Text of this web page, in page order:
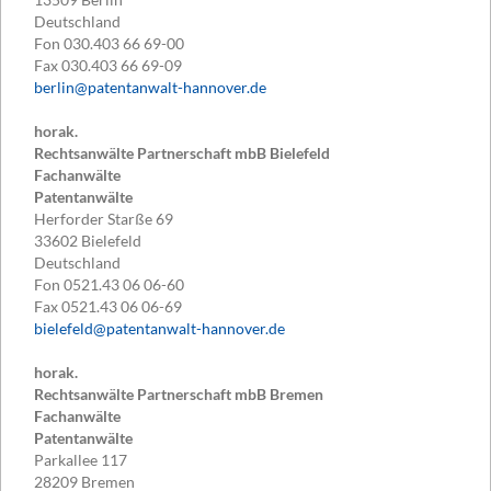
Deutschland
Fon 030.403 66 69-00
Fax030.403 66 69-09
berlin@patentanwalt-hannover.de
horak.
Rechtsanwälte Partnerschaft mbB Bielefeld
Fachanwälte
Patentanwälte
Herforder Starße 69
33602 Bielefeld
Deutschland
Fon 0521.43 06 06-60
Fax0521.43 06 06-69
bielefeld@patentanwalt-hannover.de
horak.
Rechtsanwälte Partnerschaft mbB Bremen
Fachanwälte
Patentanwälte
Parkallee 117
28209 Bremen